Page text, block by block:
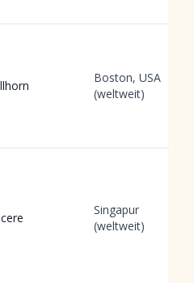
Boston, USA
(weltweit)
Singapur
(weltweit)